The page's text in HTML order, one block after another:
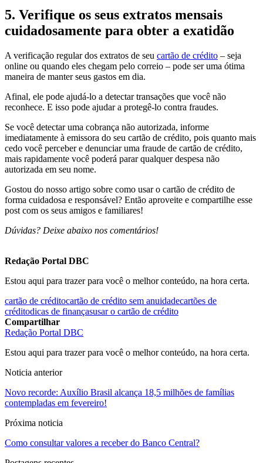
5. Verifique os seus extratos mensais
cuidadosamente para obter a exatidão
A verificação regular dos extratos de seu cartão de crédito – seja
online ou quando eles chegam pelo correio – pode ser uma ótima
maneira de manter seus gastos em dia.
Afinal, ele pode ajudá-lo a detectar transações que você não
reconhece. E isso pode ajudar a protegê-lo contra fraudes.
Se você detectar uma cobrança não autorizada, informe
imediatamente à emissora do seu cartão de crédito, pois quanto mais
cedo você perceber e denunciar uma fraude de cartão de crédito,
mais rapidamente você poderá parar qualquer despesa não
autorizada em seu nome.
Gostou do nosso artigo sobre como usar o cartão de crédito de
forma cuidadosa e responsável? Então aproveite e compartilhe esse
post com os seus amigos e familiares!
Dúvidas? Deixe abaixo nos comentários!
Redação Portal DBC
Estou aqui para trazer para você o melhor conteúdo, na hora certa.
cartão de créditocartão de crédito sem anuidadecartões de
créditodicas de finançasusar o cartão de crédito
Compartilhar
Redação Portal DBC
Estou aqui para trazer para você o melhor conteúdo, na hora certa.
Noticia anterior
Novo recorde: Auxílio Brasil alcança 18,5 milhões de famílias
contempladas em fevereiro!
Próxima noticia
Como consultar valores a receber do Banco Central?